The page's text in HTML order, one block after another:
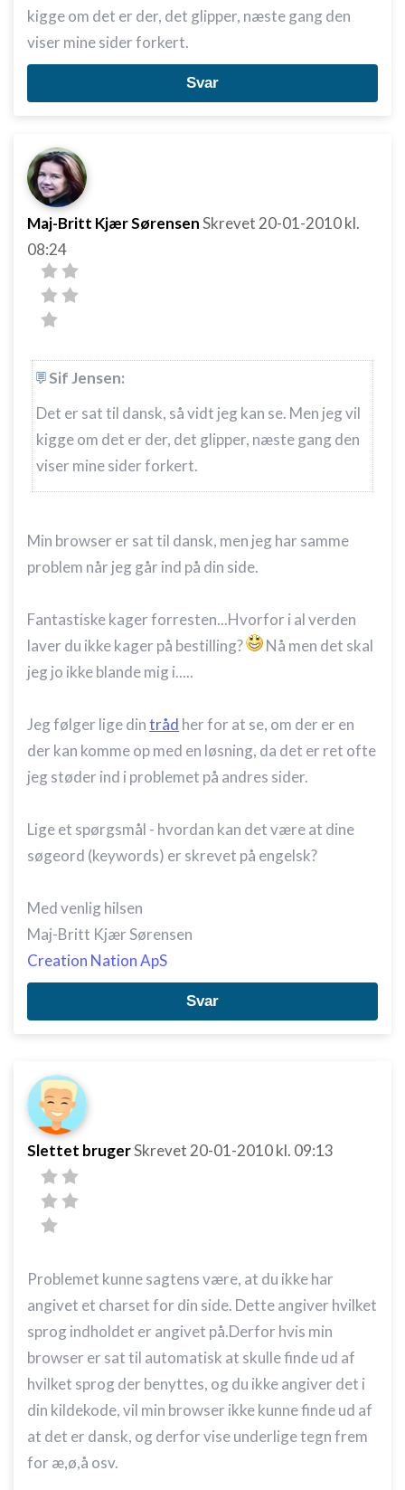
kigge om det er der, det glipper, næste gang den
viser mine sider forkert.
Svar
Maj-Britt Kjær SørensenSkrevet 20-01-2010kl.
08:24
Sif Jensen:
Det er sat til dansk, så vidt jeg kan se. Men jeg vil
kigge om det er der, det glipper, næste gang den
viser mine sider forkert.
Min browser er sat til dansk, men jeg har samme
problem når jeg går ind på din side.
Fantastiske kager forresten...Hvorfor i al verden
laver du ikke kager på bestilling?
Nå men det skal
jeg jo ikke blande mig i.....
Jeg følger lige dintråd her for at se, om der er en
der kan komme op med en løsning, da det er ret ofte
jeg støder ind i problemet på andres sider.
Lige et spørgsmål - hvordan kan det være at dine
søgeord (keywords) er skrevet på engelsk?
Med venlig hilsen
Maj-Britt Kjær Sørensen
Creation Nation ApS
Svar
Slettet brugerSkrevet 20-01-2010kl. 09:13
Problemet kunne sagtens være, at du ikke har
angivet et charset for din side. Dette angiver hvilket
sprog indholdet er angivet på.Derfor hvis min
browser er sat til automatisk at skulle finde ud af
hvilket sprog der benyttes, og du ikke angiver det i
din kildekode, vil min browser ikke kunne finde ud af
at det er dansk, og derfor vise underlige tegn frem
for æ,ø,å osv.